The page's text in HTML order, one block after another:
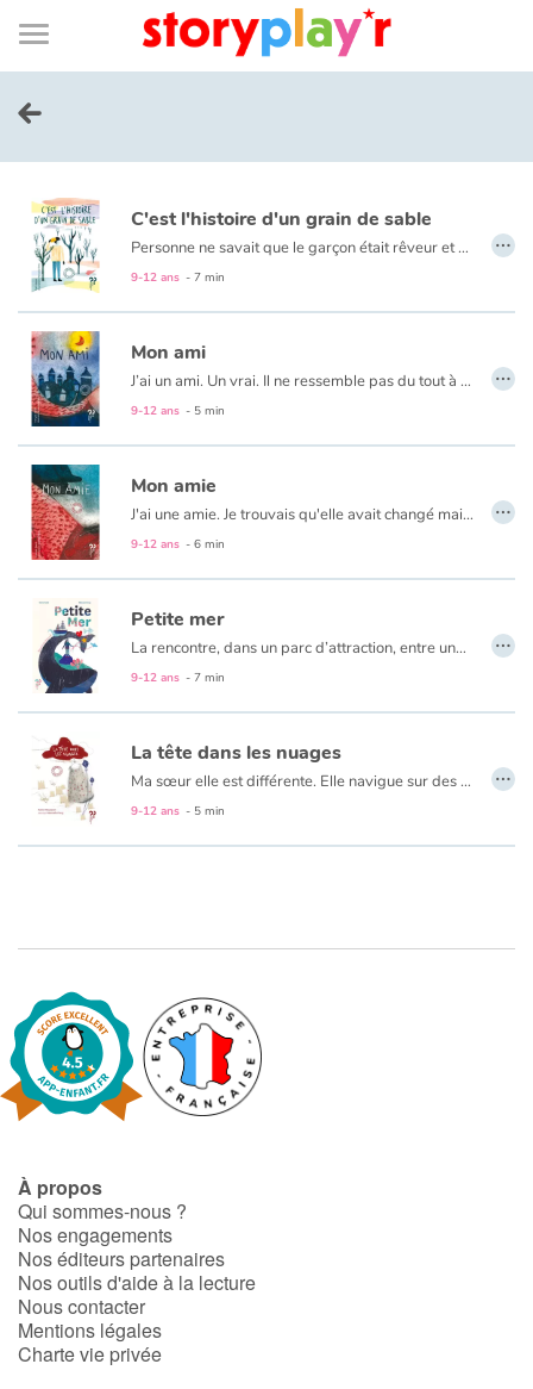
Connexion
Bibliothèque
de
page
Menu
Je me connecte
Tester gratuitement
Bibliothèque
Prix
Accueil
Contes d'ici et d'ailleurs
Fable, mythe, littérature et poésie
Princesses et princes, rois, reines et dragons
Ogres, monstres et sorcières
Héroïnes et héros
Écologie, nature, saisons
Les animaux
Autour du monde
Apprentissage
Art, espace, activité
En famille
Quotidien et loisirs
À l'école
Fêtes et évènements
C'est l'histoire d'un grain de sable
Personne ne savait que le garçon était rêveur et maladroit parce que le grain de sable était déjà là...
9-12 ans - 7 min
…
Mon ami
J’ai un ami. Un vrai. Il ne ressemble pas du tout à l’ami tel que je me l’imaginais. Mais même quand on ne se voit pas, je pense à lui, et ça m’aide vraiment !
9-12 ans - 5 min
…
Mon amie
J'ai une amie. Je trouvais qu'elle avait changé mais elle ne voulait pas me délivrer son secret.
9-12 ans - 6 min
…
Petite mer
La rencontre, dans un parc d’attraction, entre une petite fille et une baleine, rencontre qui déclenche une action engagée pour la Liberté.
9-12 ans - 7 min
…
La tête dans les nuages
Ma sœur elle est différente. Elle navigue sur des bateaux de papiers qu’elle plie à longueur de journée...
9-12 ans - 5 min
…
À propos
Qui sommes-nous ?
Nos engagements
Nos éditeurs partenaires
Nos outils d'aide à la lecture
Nous contacter
Mentions légales
Charte vie privée